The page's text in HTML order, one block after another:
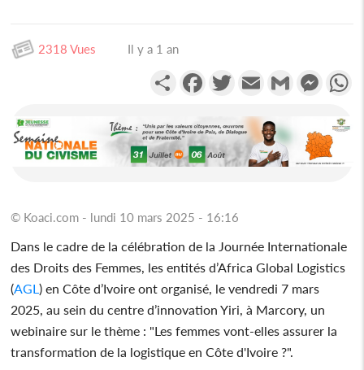
2318 Vues Il y a 1 an
PartagerFacebookTwitterEmail Gmail
© Koaci.com - lundi 10 mars 2025 - 16:16
Dans le cadre de la célébration de la Journée Internationale
des Droits des Femmes, les entités d’Africa Global Logistics
(AGL) en Côte d’Ivoire ont organisé, le vendredi 7 mars
2025, au sein du centre d’innovation Yiri, à Marcory, un
webinaire sur le thème : "Les femmes vont-elles assurer la
transformation de la logistique en Côte d'Ivoire ?".